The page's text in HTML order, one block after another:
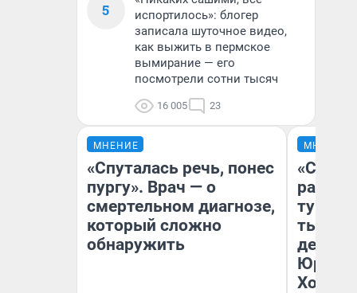
5
испортилось»: блогер
записала шуточное видео,
как выжить в пермское
вымирание — его
посмотрели сотни тысяч
16 005 23
МНЕНИЕ
«Спуталась речь, понес
пургу». Врач — о
смертельном диагнозе,
который сложно
обнаружить
МНЕНИЕ
тысяч,
день